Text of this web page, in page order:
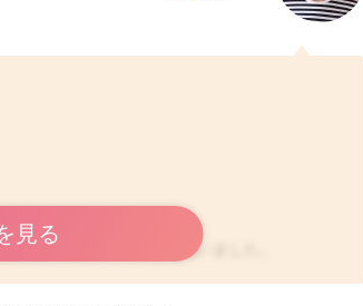
なったりするのかなと思いました。
見る